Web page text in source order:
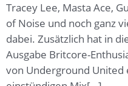
Tracey Lee, Masta Ace,
of Noise und noch ganz
dabei. Zusätzlich hat in
Ausgabe Britcore-
von Underground United